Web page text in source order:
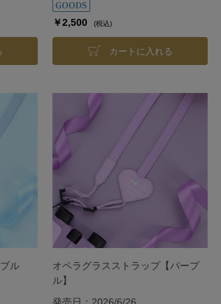
￥2,500 (税込)
カートに入れる
ル
オペラグラスストラップ【パープ
ル】